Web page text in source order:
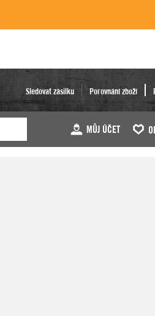
Sledovat zásilku Porovnání zboží
MŮJ ÚČET